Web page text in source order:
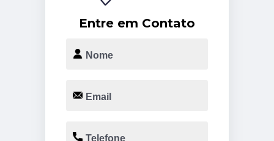
Entre em Contato